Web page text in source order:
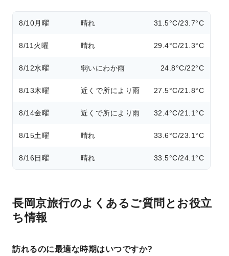
8/10月曜 晴れ 31.5°C/23.7°C
8/11 火曜 晴れ 29.4°C/21.3°C
8/12水曜 弱いにわか雨 24.8°C/22°C
8/13木曜 近くで所により雨 27.5°C/21.8°C
8/14金曜 近くで所により雨 32.4°C/21.1°C
8/15土曜 晴れ 33.6°C/23.1°C
8/16日曜 晴れ 33.5°C/24.1°C
長岡京旅行のよくあるご質問とお役立
ち情報
訪れるのに最適な時期はいつですか?